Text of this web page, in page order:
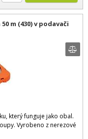
m (430) v podavači
který funguje jako obal.
Vyrobeno z nerezové